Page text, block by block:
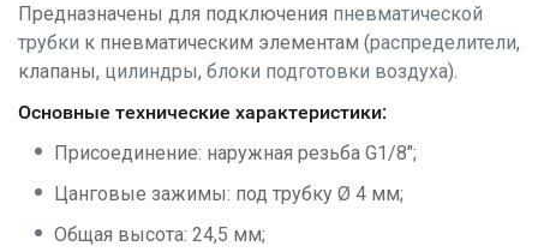
Предназначены для подключения пневматической
трубки к пневматическим элементам (распределители,
клапаны, цилиндры, блоки подготовки воздуха).
Основные технические характеристики:
Присоединение: наружная резьба G1/8";
Цанговые зажимы: под трубку Ø 4 мм;
Общая высота: 24,5 мм;